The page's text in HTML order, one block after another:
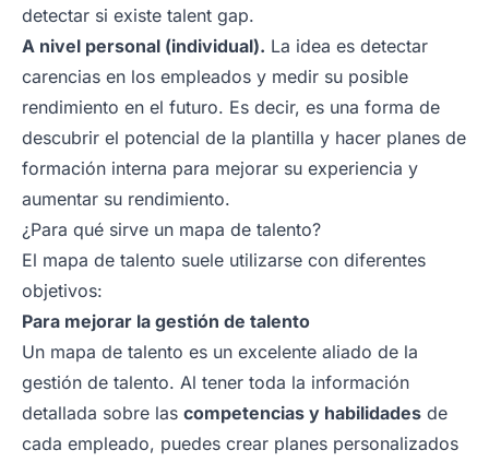
detectar si existe talent gap.
A nivel personal (individual). La idea es detectar
carencias en los empleados y medir su posible
rendimiento en el futuro. Es decir, es una forma de
descubrir el potencial de la plantilla y hacer planes de
formación interna para mejorar su experiencia y
aumentar su rendimiento.
¿Para qué sirve un mapa de talento?
El mapa de talento suele utilizarse con diferentes
objetivos:
Para mejorar la gestión de talento
Un mapa de talento es un excelente aliado de la
gestión de talento. Al tener toda la información
detallada sobre las competencias y habilidades de
cada empleado, puedes crear planes personalizados